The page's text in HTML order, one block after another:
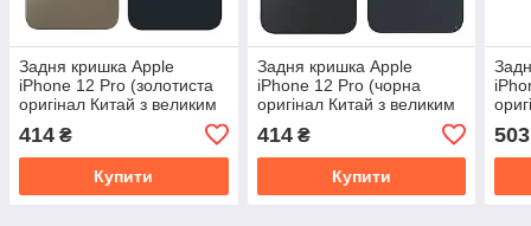
Задня кришка Apple
iPhone 12 Pro (золотиста
оригінал Китай з великим
414 ₴
Купити
Задня кришка Apple
iPhone 12 Pro (чорна
оригінал Китай з великим
414₴
Купити
503